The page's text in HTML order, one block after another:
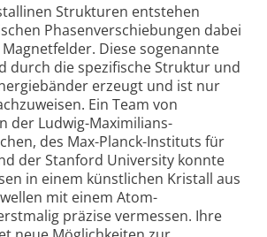
Strukturen entstehen
Phasenverschiebungen dabei
Diese sogenannte
durch die spezifische Struktur und
erzeugt und ist nur
Ein Team von
der Ludwig-Maximilians-
des Max-Planck-Instituts für
der Stanford University konnte
in einem künstlichen Kristall aus
mit einem Atom-
präzise vermessen. Ihre